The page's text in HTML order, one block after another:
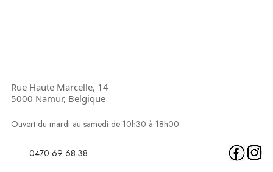
Rue Haute Marcelle, 14
5000 Namur, Belgique
Ouvert du mardi au samedi de 10h30 à 18h00
0470 69 68 38